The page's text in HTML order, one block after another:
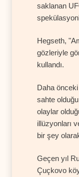
saklanan
Hegseth,
gözleriyle
kullandı.
Daha
sahte
olaylar
illüzyonları
bir şey
Geçen yıl
Çuçkovo